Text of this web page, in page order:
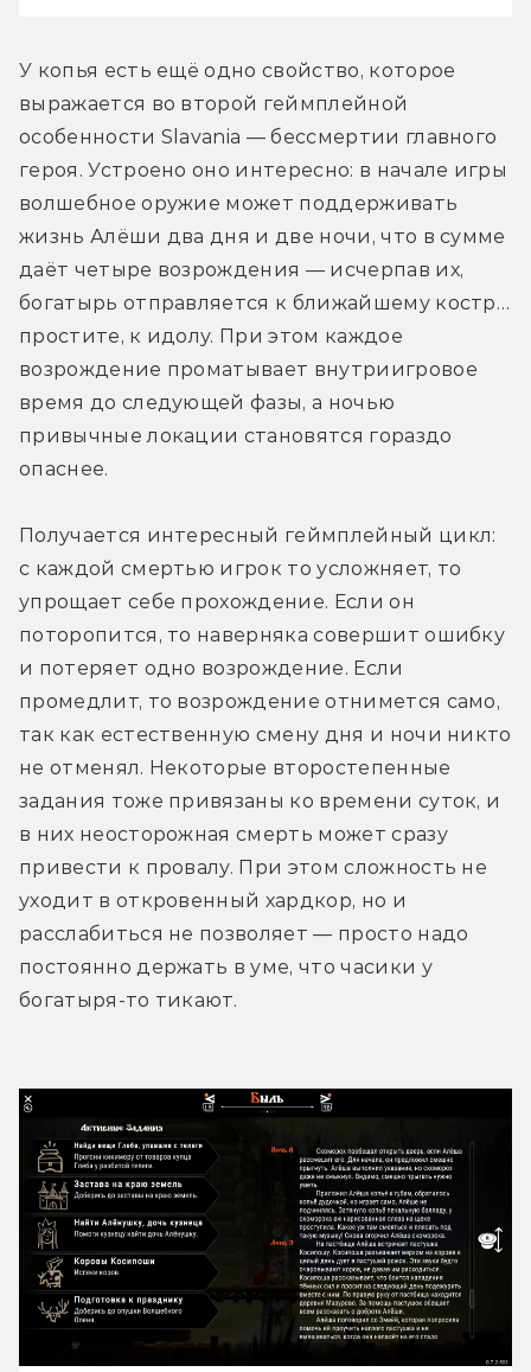
У копья есть ещё одно свойство, которое
выражается во второй геймплейной
особенности Slavania — бессмертии главного
героя. Устроено оно интересно: в начале игры
волшебное оружие может поддерживать
жизнь Алёши два дня и две ночи, что в сумме
даёт четыре возрождения — исчерпав их,
богатырь отправляется к ближайшему костр…
простите, к идолу. При этом каждое
возрождение проматывает внутриигровое
время до следующей фазы, а ночью
привычные локации становятся гораздо
опаснее.
Получается интересный геймплейный цикл:
с каждой смертью игрок то усложняет, то
упрощает себе прохождение. Если он
поторопится, то наверняка совершит ошибку
и потеряет одно возрождение. Если
промедлит, то возрождение отнимется само,
так как естественную смену дня и ночи никто
не отменял. Некоторые второстепенные
задания тоже привязаны ко времени суток, и
в них неосторожная смерть может сразу
привести к провалу. При этом сложность не
уходит в откровенный хардкор, но и
расслабиться не позволяет — просто надо
постоянно держать в уме, что часики у
богатыря-то тикают.